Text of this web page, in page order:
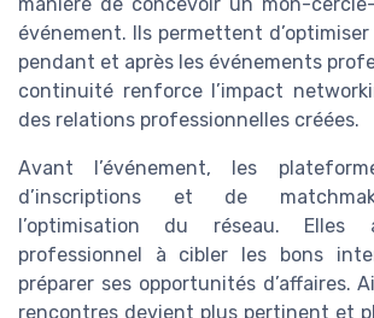
manière de concevoir un mon-
événement. Ils permettent
pendant et après les événements
continuité renforce l’impact
des relations professionnelles créées.
Avant l’événement, les
d’inscriptions et de
l’optimisation du réseau. Elles
professionnel à cibler les bons
préparer ses opportunités d’affaires.
rencontres devient plus pertinent et